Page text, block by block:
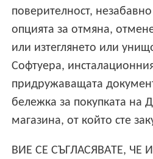
поверителност,
опцията за отмяна,
или изтеглянето или
Софтуера,
придружаващата
бележка за покупката на
магазина, от който сте
ВИЕ СЕ СЪГЛАСЯВАТЕ, ЧЕ